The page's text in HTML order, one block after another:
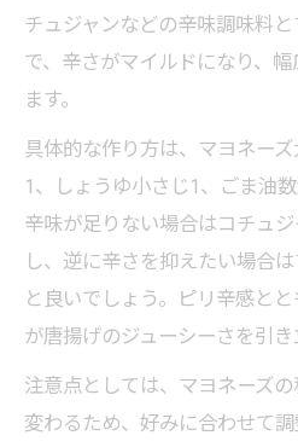
チュジャンなどの辛味調味料
で、辛さがマイルドになり、
ます。
具体的な作り方は、マヨネー
1、しょうゆ小さじ1、ごま油
辛味が足りない場合はコチュ
し、逆に辛さを抑えたい場合
と良いでしょう。ピリ辛感と
が唐揚げのジューシーさを引き
注意点としては、マヨネーズ
変わるため、好みに合わせて